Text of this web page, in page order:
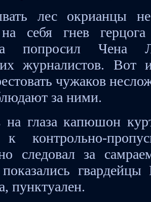
лес окрианцы
себя гнев
попросил Чена
журналистов. Вот
чужаков
за ними.
на глаза капюшон
к контрольно-
следовал за
гвардейцы
пунктуален.